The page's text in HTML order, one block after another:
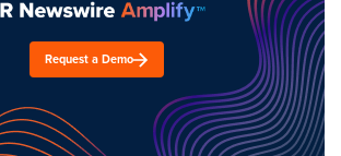
Request a Demo